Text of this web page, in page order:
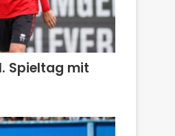
Spieltag mit